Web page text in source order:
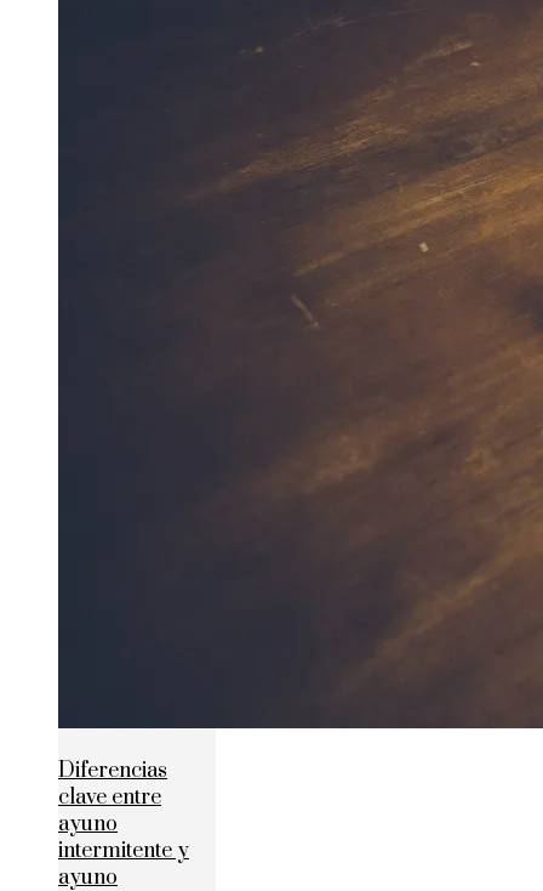
Diferencias
clave entre
ayuno
intermitente y
ayuno